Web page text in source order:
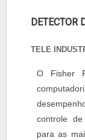
DETECTOR
TELE
O Fisher
controle
para as